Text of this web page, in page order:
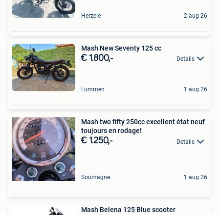
Herzele 2 aug 26
Mash New Seventy 125 cc
€ 1.800,- Details
Lummen 1 aug 26
Mash two fifty 250cc excellent état neuf
toujours en rodage!
€ 1.250,- Details
Soumagne 1 aug 26
Mash Belena 125 Blue scooter